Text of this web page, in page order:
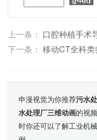
上一条： 口腔种植手术
下一条： 移动CT全科
申漫视觉为你推荐污水
水处理厂三维动画的视
时你还可以了解工业机